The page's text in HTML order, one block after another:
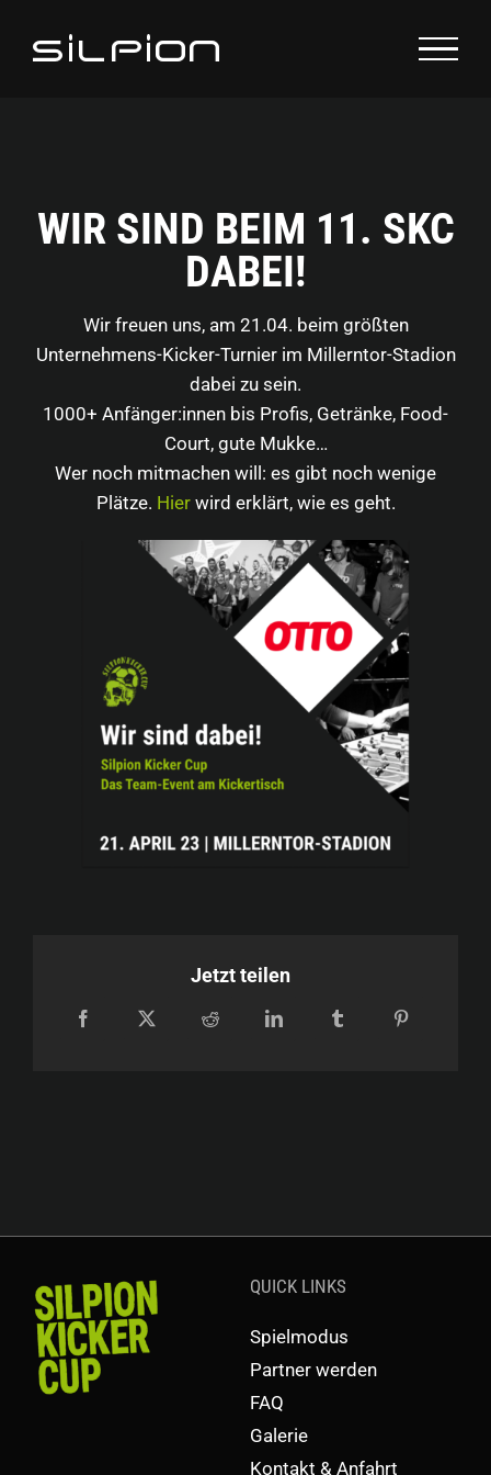
Inhalt
WIR SIND BEIM 11. SKC
DABEI!
Wir freuen uns, am 21.04. beim größten
Unternehmens-Kicker-Turnier im Millerntor-Stadion
dabei zu sein.
1000+ Anfänger:innen bis Profis, Getränke, Food-
Court, gute Mukke…
Wer noch mitmachen will: es gibt noch wenige
Plätze. Hierwird erklärt, wie es geht.
Jetzt teilen
QUICK LINKS
Spielmodus
Partner werden
FAQ
Galerie
Kontakt & Anfahrt